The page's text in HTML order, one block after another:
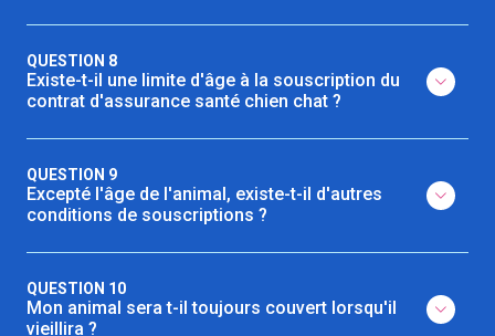
QUESTION 8
Existe-t-il une limite d'âge à la souscription du
contrat d'assurance santé chien chat ?
QUESTION 9
Excepté l'âge de l'animal, existe-t-il d'autres
conditions de souscriptions ?
QUESTION 10
Mon animal sera t-il toujours couvert lorsqu'il
vieillira ?